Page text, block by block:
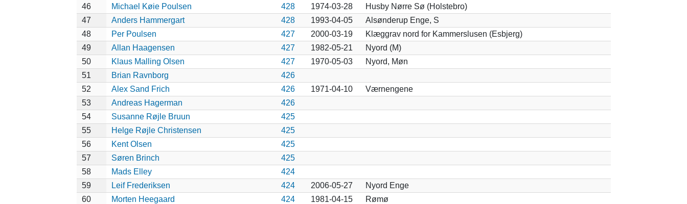
46 Michael Køie Poulsen 428 1974-03-28
Husby Nørre Sø (Holstebro)
47
Anders Hammergart 428 1993-04-05
Alsønderup Enge, S
48
Per Poulsen 427 2000-03-19
Klæggrav nord for Kammerslusen (Esbjerg)
49
Allan Haagensen 427 1982-05-21
Nyord (M)
50
Klaus Malling Olsen 427 1970-05-03
Nyord, Møn
51
Brian Ravnborg
426
52
Alex Sand Frich 426 1971-04-10
Værnengene
53
Andreas Hagerman
426
54
Susanne Røjle Bruun
425
55
Helge Røjle Christensen
425
56
Kent Olsen
425
57
Søren Brinch
425
58
Mads Elley
424
59
Leif Frederiksen 424 2006-05-27
Nyord Enge
60
Morten Heegaard 424 1981-04-15
Rømø